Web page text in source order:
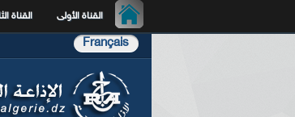
القناة الأولى القناة
Français